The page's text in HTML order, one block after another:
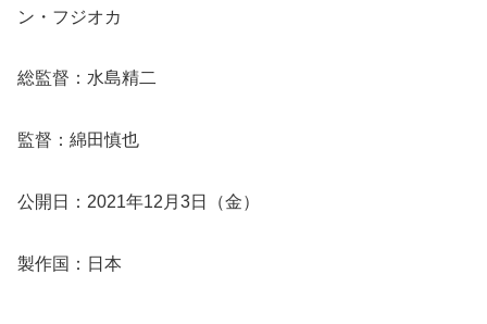
ン・フジオカ
総監督：水島精二
監督：綿田慎也
公開日：2021年12月3日（金）
製作国：日本